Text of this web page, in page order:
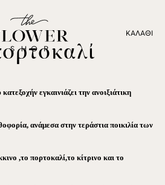
ΚΑΛΆΘΙ
εγκαινιάζει την ανοιξιάτικη
ανάμεσα στην τεράστια ποικιλία των
,το πορτοκαλί,το κίτρινο και το